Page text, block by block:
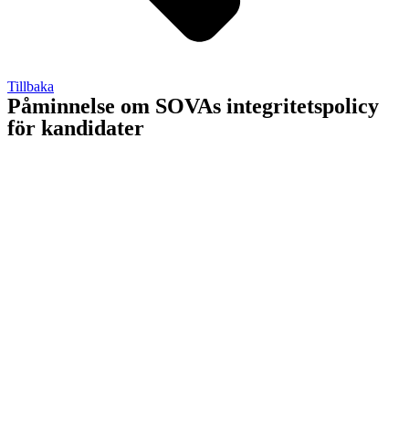
Tillbaka
Påminnelse om SOVAs integritetspolicy
för kandidater